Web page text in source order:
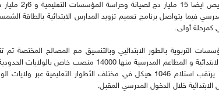
واضاف ذات المصدر انه تم
كمرحلة أولى.
التربوية بالطور الابتدائيي وبالتنسيق مع المصالح المختصة
مخصص للحراسة والتنظيف فيما يرتقب استلام 1046 هيكل في مختلف الأطوار التعليمية